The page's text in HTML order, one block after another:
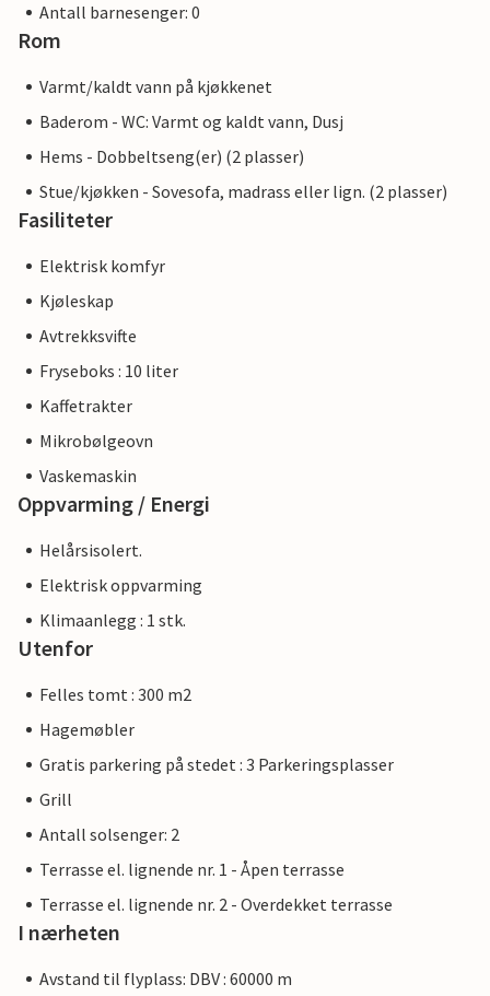
Antall barnesenger: 0
Rom
Varmt/kaldt vann på kjøkkenet
Baderom - WC: Varmt og kaldt vann, Dusj
Hems - Dobbeltseng(er) (2 plasser)
Stue/kjøkken - Sovesofa, madrass eller lign. (2 plasser)
Fasiliteter
Elektrisk komfyr
Kjøleskap
Avtrekksvifte
Fryseboks : 10 liter
Kaffetrakter
Mikrobølgeovn
Vaskemaskin
Oppvarming / Energi
Helårsisolert.
Elektrisk oppvarming
Klimaanlegg : 1 stk.
Utenfor
Felles tomt : 300 m2
Hagemøbler
Gratis parkering på stedet : 3 Parkeringsplasser
Grill
Antall solsenger: 2
Terrasse el. lignende nr. 1 - Åpen terrasse
Terrasse el. lignende nr. 2 - Overdekket terrasse
I nærheten
Avstand til flyplass: DBV : 60000 m